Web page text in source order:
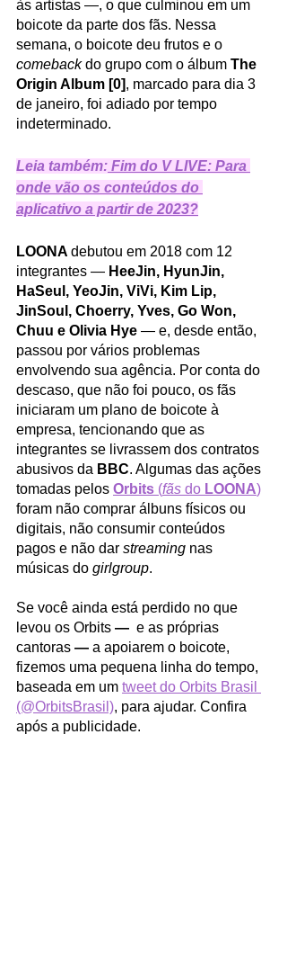
às artistas —, o que culminou em um
boicote da parte dos fãs. Nessa
semana, o boicote deu frutos e o
comeback do grupo com o álbum The
Origin Album [0], marcado para dia 3
de janeiro, foi adiado por tempo
indeterminado.
Leia também: Fim do V LIVE: Para
onde vão os conteúdos do
aplicativo a partir de 2023?
LOONA debutou em 2018 com 12
integrantes — HeeJin, HyunJin,
HaSeul, YeoJin, ViVi, Kim Lip,
JinSoul, Choerry, Yves, Go Won,
Chuu e Olivia Hye — e, desde então,
passou por vários problemas
envolvendo sua agência. Por conta do
descaso, que não foi pouco, os fãs
iniciaram um plano de boicote à
empresa, tencionando que as
integrantes se livrassem dos contratos
abusivos da BBC. Algumas das ações
tomadas pelos Orbits (fãs do LOONA)
foram não comprar álbuns físicos ou
digitais, não consumir conteúdos
pagos e não dar streaming nas
músicas do girlgroup.
Se você ainda está perdido no que
levou os Orbits — e as próprias
cantoras — a apoiarem o boicote,
fizemos uma pequena linha do tempo,
baseada em um tweet do Orbits Brasil
(@OrbitsBrasil), para ajudar. Confira
após a publicidade.